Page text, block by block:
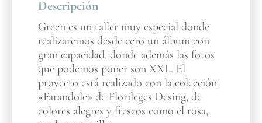
Descripción
Green es un taller muy especial donde
realizaremos desde cero un álbum con
gran capacidad, donde además las fotos
que podemos poner son XXL. El
proyecto está realizado con la colección
«Farandole» de Florileges Desing, de
colores alegres y frescos como el rosa,